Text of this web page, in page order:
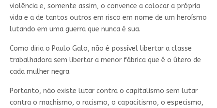
violência e, somente assim, o convence a colocar a própria
vida e a de tantos outros em risco em nome de um heroísmo
lutando em uma guerra que nunca é sua.
Como diria o Paulo Galo, não é possível libertar a classe
trabalhadora sem libertar a menor fábrica que é o útero de
cada mulher negra.
Portanto, não existe lutar contra o capitalismo sem lutar
contra o machismo, o racismo, o capacitismo, o especismo,